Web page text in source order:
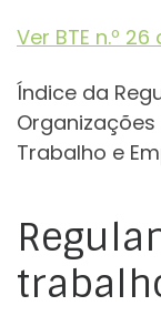
Ver BTE n.º 26
Índice da
Trabalho e